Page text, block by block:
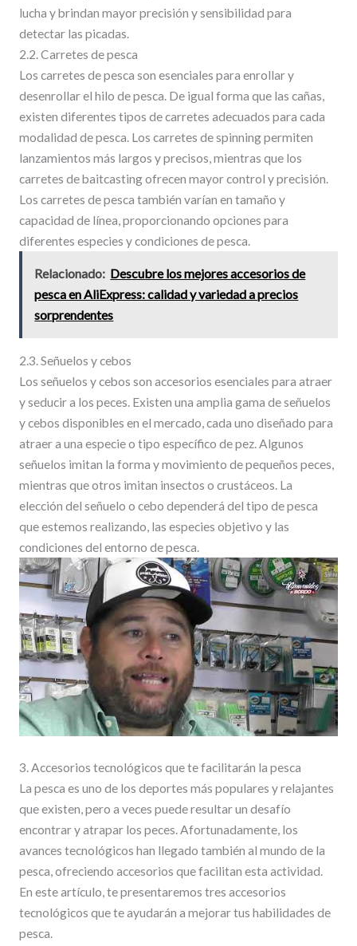
lucha y brindan mayor precisión y sensibilidad para
detectar las picadas.
2.2. Carretes de pesca
Los carretes de pesca son esenciales para enrollar y
desenrollar el hilo de pesca. De igual forma que las cañas,
existen diferentes tipos de carretes adecuados para cada
modalidad de pesca. Los carretes de spinning permiten
lanzamientos más largos y precisos, mientras que los
carretes de baitcasting ofrecen mayor control y precisión.
Los carretes de pesca también varían en tamaño y
capacidad de línea, proporcionando opciones para
diferentes especies y condiciones de pesca.
Relacionado: Descubre los mejores accesorios de
pesca en AliExpress: calidad y variedad a precios
sorprendentes
2.3. Señuelos y cebos
Los señuelos y cebos son accesorios esenciales para atraer
y seducir a los peces. Existen una amplia gama de señuelos
y cebos disponibles en el mercado, cada uno diseñado para
atraer a una especie o tipo específico de pez. Algunos
señuelos imitan la forma y movimiento de pequeños peces,
mientras que otros imitan insectos o crustáceos. La
elección del señuelo o cebo dependerá del tipo de pesca
que estemos realizando, las especies objetivo y las
condiciones del entorno de pesca.
3. Accesorios tecnológicos que te facilitarán la pesca
La pesca es uno de los deportes más populares y relajantes
que existen, pero a veces puede resultar un desafío
encontrar y atrapar los peces. Afortunadamente, los
avances tecnológicos han llegado también al mundo de la
pesca, ofreciendo accesorios que facilitan esta actividad.
En este artículo, te presentaremos tres accesorios
tecnológicos que te ayudarán a mejorar tus habilidades de
pesca.